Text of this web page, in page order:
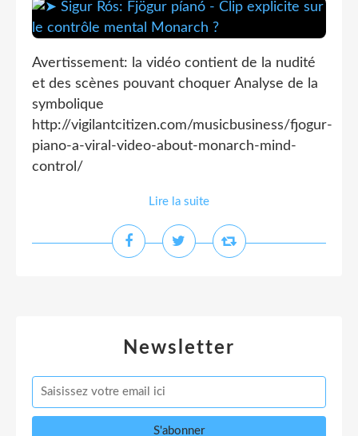
Avertissement: la vidéo contient de la nudité
et des scènes pouvant choquer Analyse de la
symbolique
http://vigilantcitizen.com/musicbusiness/fjogur-
piano-a-viral-video-about-monarch-mind-
control/
Lire la suite
Newsletter